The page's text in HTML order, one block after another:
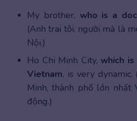
My brother, who is a
(Anh trai tôi, người mà là
Nội.)
Ho Chi Minh City, which
Vietnam, is very
Minh, thành phố lớn nhất
động.)